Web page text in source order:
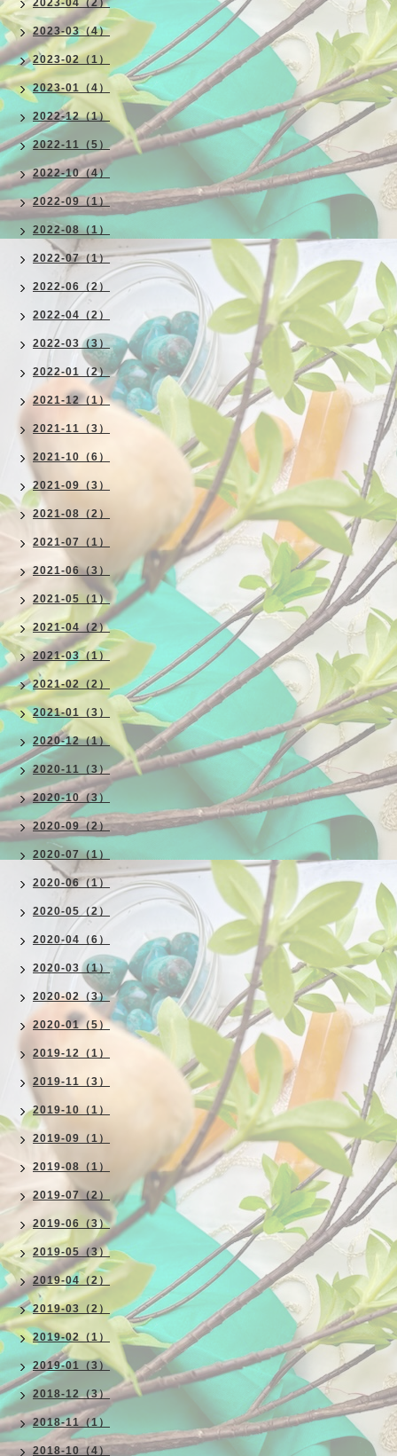
2023-04（2）
2023-03（4）
2023-02（1）
2023-01（4）
2022-12（1）
2022-11（5）
2022-10（4）
2022-09（1）
2022-08（1）
2022-07（1）
2022-06（2）
2022-04（2）
2022-03（3）
2022-01（2）
2021-12（1）
2021-11（3）
2021-10（6）
2021-09（3）
2021-08（2）
2021-07（1）
2021-06（3）
2021-05（1）
2021-04（2）
2021-03（1）
2021-02（2）
2021-01（3）
2020-12（1）
2020-11（3）
2020-10（3）
2020-09（2）
2020-07（1）
2020-06（1）
2020-05（2）
2020-04（6）
2020-03（1）
2020-02（3）
2020-01（5）
2019-12（1）
2019-11（3）
2019-10（1）
2019-09（1）
2019-08（1）
2019-07（2）
2019-06（3）
2019-05（3）
2019-04（2）
2019-03（2）
2019-02（1）
2019-01（3）
2018-12（3）
2018-11（1）
2018-10（4）